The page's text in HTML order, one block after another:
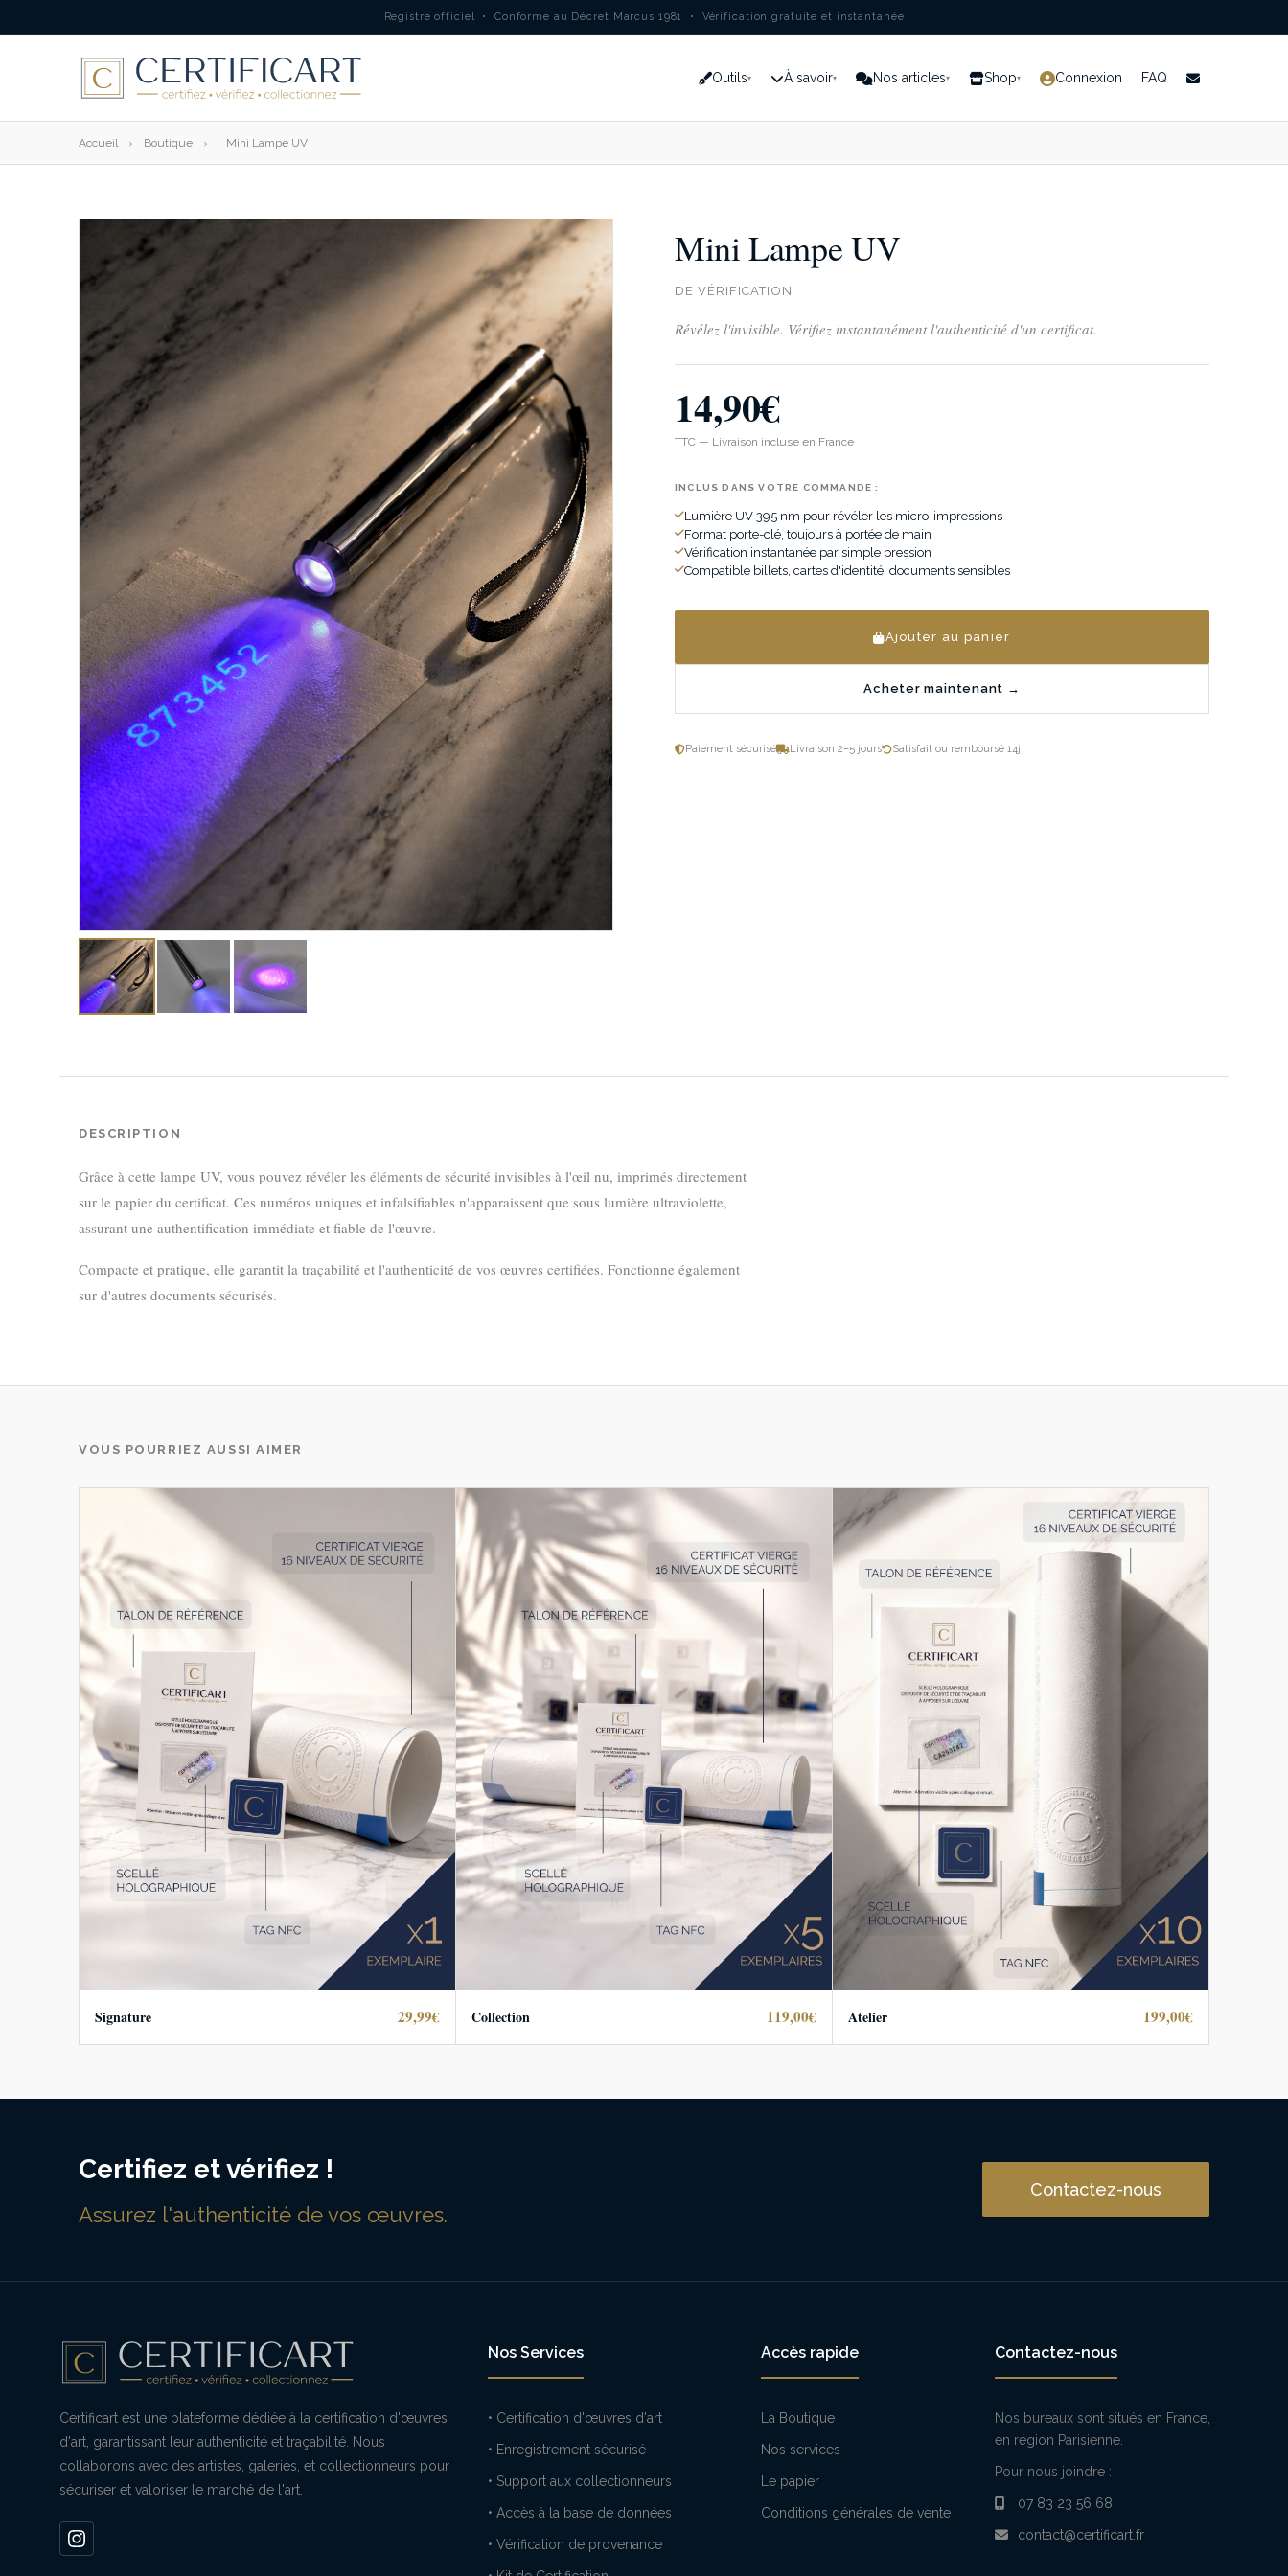
Registre officiel • Conforme au Décret Marcus 1981 • Vérification gratuite et instantanée
Outils▾ À savoir▾ Nos articles▾ Shop▾ Connexion FAQ
Accueil › Boutique › Mini Lampe UV
Mini Lampe UV
DE VÉRIFICATION
Révélez l'invisible. Vérifiez instantanément l'authenticité d'un certificat.
14,90€
TTC — Livraison incluse en France
INCLUS DANS VOTRE COMMANDE :
Lumière UV 395 nm pour révéler les micro-impressions
Format porte-clé, toujours à portée de main
Vérification instantanée par simple pression
Compatible billets, cartes d'identité, documents sensibles
Ajouter au panier
Acheter maintenant →
Paiement sécurisé Livraison 2–5 jours Satisfait ou remboursé 14j
DESCRIPTION
Grâce à cette lampe UV, vous pouvez révéler les éléments de sécurité invisibles à l'œil nu, imprimés directement
sur le papier du certificat. Ces numéros uniques et infalsifiables n'apparaissent que sous lumière ultraviolette,
assurant une authentification immédiate et fiable de l'œuvre.
Compacte et pratique, elle garantit la traçabilité et l'authenticité de vos œuvres certifiées. Fonctionne également
sur d'autres documents sécurisés.
VOUS POURRIEZ AUSSI AIMER
Signature 29,99€ Collection 119,00€ Atelier 199,00€
Certifiez et vérifiez !
Assurez l'authenticité de vos œuvres.
Contactez-nous
Certificart est une plateforme dédiée à la certification d'œuvres
d'art, garantissant leur authenticité et traçabilité. Nous
collaborons avec des artistes, galeries, et collectionneurs pour
sécuriser et valoriser le marché de l'art.
Nos Services
• Certification d'œuvres d'art
• Enregistrement sécurisé
• Support aux collectionneurs
• Accès à la base de données
• Vérification de provenance
Accès rapide
La Boutique
Nos services
Le papier
Conditions générales de vente
Contactez-nous
Nos bureaux sont situés en France,
en région Parisienne.
Pour nous joindre :
07 83 23 56 68
contact@certificart.fr